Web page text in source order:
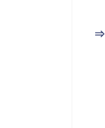
⇒